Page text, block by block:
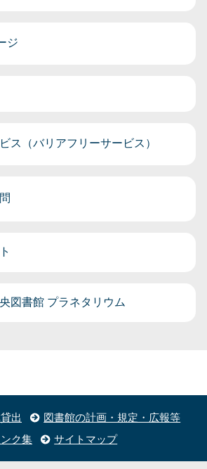
ジ
ス（バリアフリーサービス）
図書館 プラネタリウム
出
図書館の計画・規定・広報等
ンク集
サイトマップ